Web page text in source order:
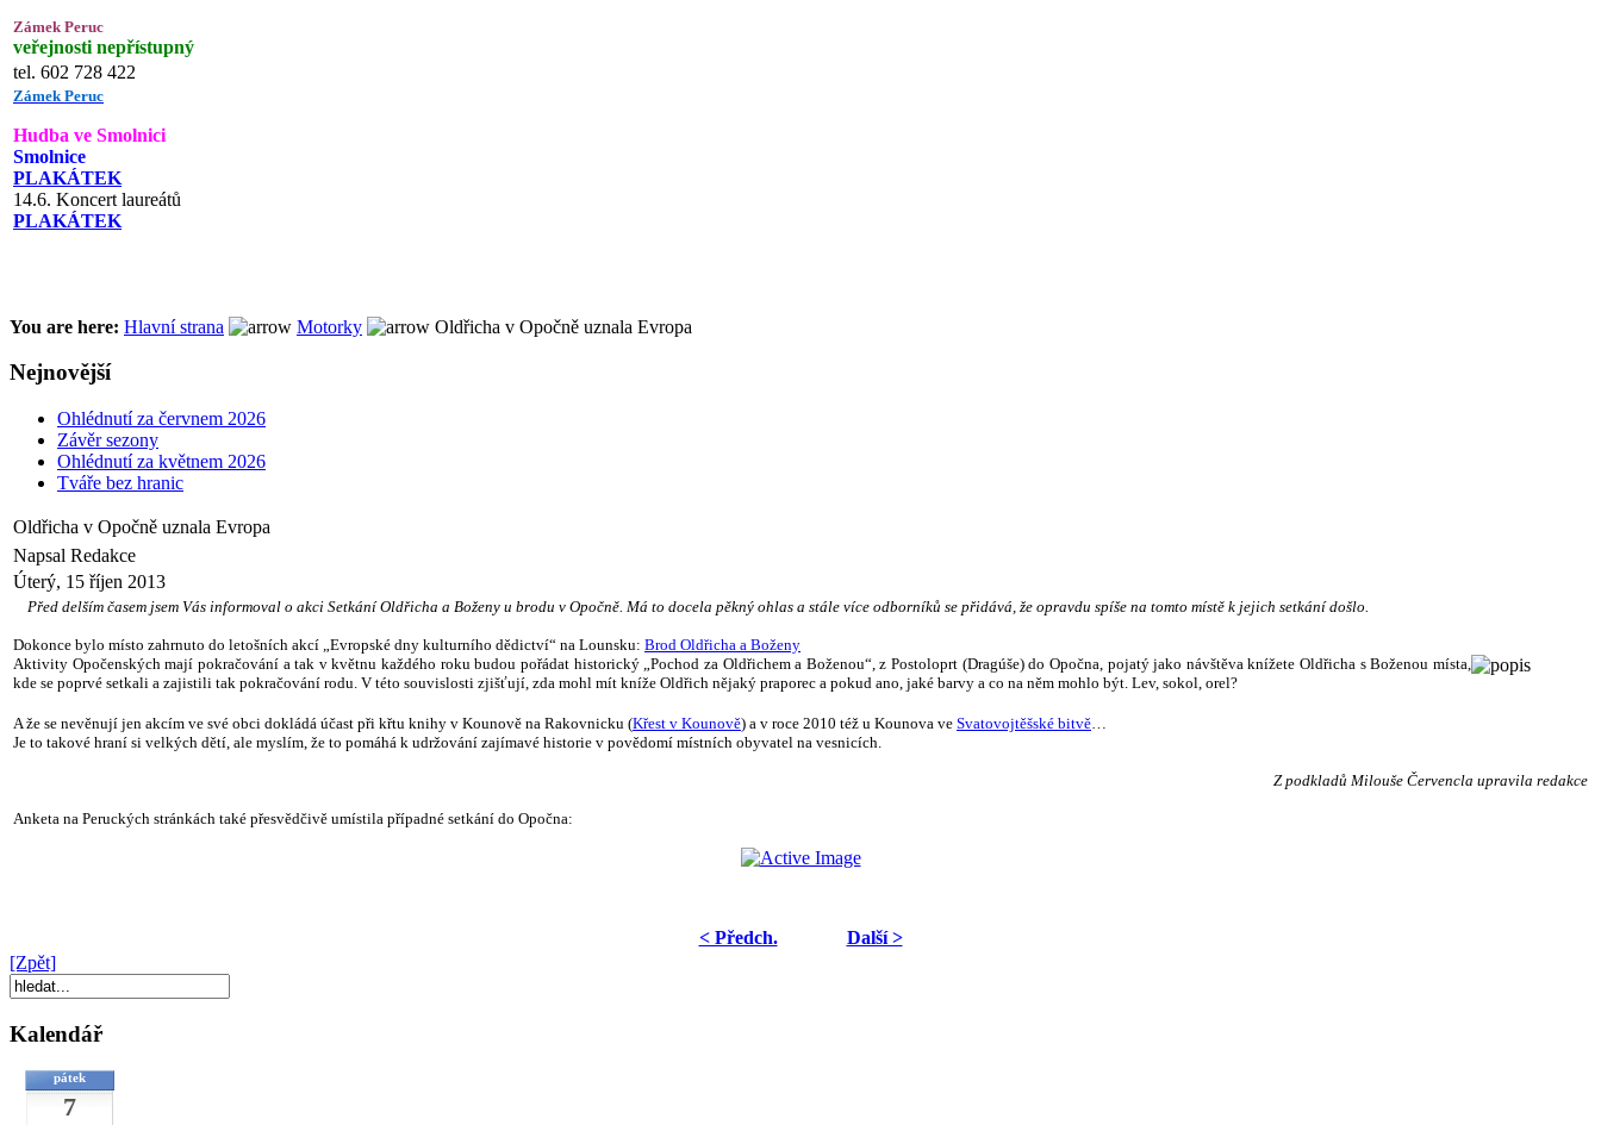
Zámek Peruc
veřejnosti nepřístupný
tel. 602 728 422
Zámek Peruc
Hudba ve Smolnici
Smolnice
PLAKÁTEK
14.6. Koncert laureátů
PLAKÁTEK
You are here: Hlavní strana Motorky Oldřicha v Opočně uznala Evropa
Nejnovější
Ohlédnutí za červnem 2026
Závěr sezony
Ohlédnutí za květnem 2026
Tváře bez hranic
Oldřicha v Opočně uznala Evropa
Napsal Redakce
Úterý, 15 říjen 2013
Před delším časem jsem Vás informoval o akci Setkání Oldřicha a Boženy u brodu v Opočně. Má to docela pěkný ohlas a stále více odborníků se přidává, že opravdu spíše na tomto místě k jejich setkání došlo.
Dokonce bylo místo zahrnuto do letošních akcí „Evropské dny kulturního dědictví“ na Lounsku: Brod Oldřicha a Boženy
Aktivity Opočenských mají pokračování a tak v květnu každého roku budou pořádat historický „Pochod za Oldřichem a Boženou“, z Postoloprt (Dragúše) do Opočna, pojatý jako návštěva knížete Oldřicha s Boženou místa,
kde se poprvé setkali a zajistili tak pokračování rodu. V této souvislosti zjišťují, zda mohl mít kníže Oldřich nějaký praporec a pokud ano, jaké barvy a co na něm mohlo být. Lev, sokol, orel?
A že se nevěnují jen akcím ve své obci dokládá účast při křtu knihy v Kounově na Rakovnicku (Křest v Kounově) a v roce 2010 též u Kounova ve Svatovojtěšské bitvě…
Je to takové hraní si velkých dětí, ale myslím, že to pomáhá k udržování zajímavé historie v povědomí místních obyvatel na vesnicích.
Z podkladů Milouše Červencla upravila redakce
Anketa na Peruckých stránkách také přesvědčivě umístila případné setkání do Opočna:
< Předch.
Další >
[Zpět]
Kalendář
pátek
7